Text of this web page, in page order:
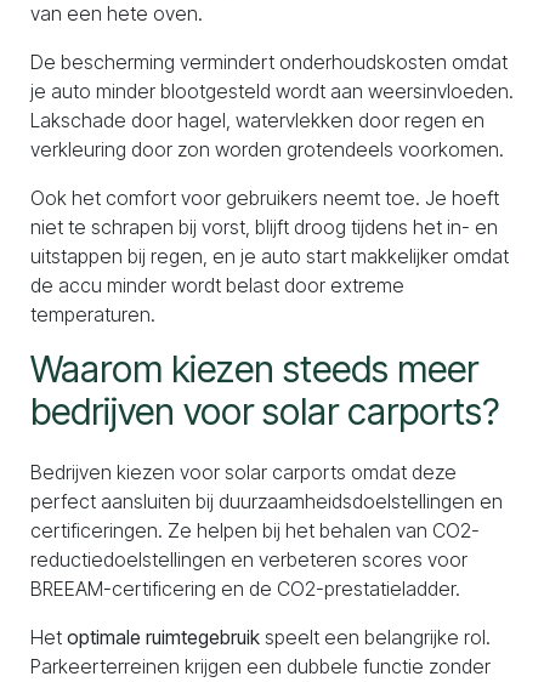
van een hete oven.
De bescherming vermindert onderhoudskosten omdat
je auto minder blootgesteld wordt aan weersinvloeden.
Lakschade door hagel, watervlekken door regen en
verkleuring door zon worden grotendeels voorkomen.
Ook het comfort voor gebruikers neemt toe. Je hoeft
niet te schrapen bij vorst, blijft droog tijdens het in- en
uitstappen bij regen, en je auto start makkelijker omdat
de accu minder wordt belast door extreme
temperaturen.
Waarom kiezen steeds meer
bedrijven voor solar carports?
Bedrijven kiezen voor solar carports omdat deze
perfect aansluiten bij duurzaamheidsdoelstellingen en
certificeringen. Ze helpen bij het behalen van CO2-
reductiedoelstellingen en verbeteren scores voor
BREEAM-certificering en de CO2-prestatieladder.
Het optimale ruimtegebruik speelt een belangrijke rol.
Parkeerterreinen krijgen een dubbele functie zonder